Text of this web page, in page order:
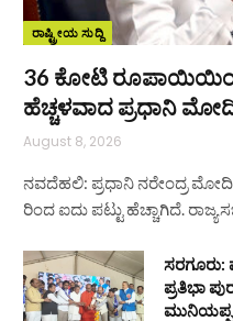
ರಾಷ್ಟ್ರೀಯ ಸುದ್ದಿ
36 ಕೋಟಿ
ಹೆಚ್ಚಳವಾದ ಪ್ರಧಾನಿ
August 8, 2026
ನವದೆಹಲಿ: ಪ್ರಧಾನಿ ನರೇಂದ್ರ
ರಿಂದ ಐದು ಪಟ್ಟು ಹೆಚ್ಚಾಗಿದೆ.
ಪ್ರತಿಭಾ
ಮುನಿಯಪ್ಪ